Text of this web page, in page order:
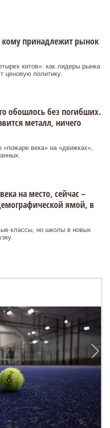
принадлежит рынок
китов»: как лидеры рынка
ценовую политику.
обошлось без погибших.
металл, ничего
века» на «движках»,
на место, сейчас –
ямой, в
классы, но школы в новых